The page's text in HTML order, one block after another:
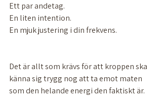
Ett par andetag.
En liten intention.
En mjuk justering i din frekvens.
Det är allt som krävs för att kroppen ska
känna sig trygg nog att ta emot maten
som den helande energi den faktiskt är.